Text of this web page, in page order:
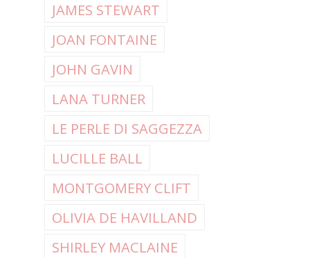
JAMES STEWART
JOAN FONTAINE
JOHN GAVIN
LANA TURNER
LE PERLE DI SAGGEZZA
LUCILLE BALL
MONTGOMERY CLIFT
OLIVIA DE HAVILLAND
SHIRLEY MACLAINE